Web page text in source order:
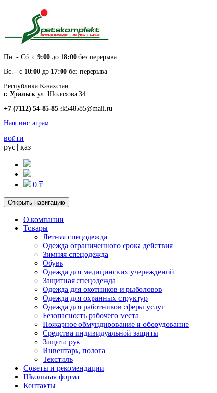
Пн. - Cб. с 9:00 до 18:00 без перерыва
Вс. - с 10:00 до 17:00 без перерыва
Республика Казахстан
г. Уральск ул. Шолохова 34
+7 (7112) 54-85-85 sk548585@mail.ru
Наш инстаграм
войти
рус | қаз
0 ₸
Открыть навигацию
О компании
Товары
Летняя спецодежда
Одежда ограниченного срока действия
Зимняя спецодежда
Обувь
Одежда для медицинских учереждений
Защитная спецодежда
Одежда для охотников и рыболовов
Одежда для охранных структур
Одежда для работников сферы услуг
Безопасность рабочего места
Пожарное обмундирование и оборудование
Средства индивидуальной защиты
Защита рук
Инвентарь, полога
Текстиль
Советы и рекомендации
Школьная форма
Контакты